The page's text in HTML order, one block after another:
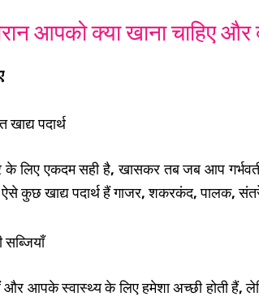
आपको क्या खाना चाहिए और
खाद्य पदार्थ
के लिए एकदम सही है, खासकर तब जब आप
ऐसे कुछ खाद्य पदार्थ हैं गाजर, शकरकंद, पालक,
सब्जियाँ
हैं और आपके स्वास्थ्य के लिए हमेशा अच्छी होती